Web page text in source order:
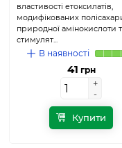
властивості етоксилатів,
модифікованих
природної амінокислоти
стимулят...
В наявності
41 грн
+
-
+
-
Купити